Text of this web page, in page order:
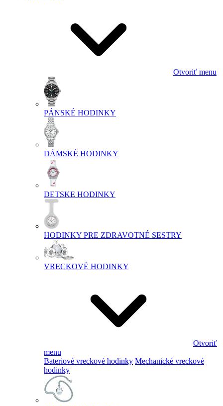
Otvoriť menu
PÁNSKÉ HODINKY
DÁMSKÉ HODINKY
DETSKE HODINKY
HODINKY PRE ZDRAVOTNÉ SESTRY
VRECKOVÉ HODINKY
Otvoriť
menu
Bateriové vreckové hodinky Mechanické vreckové
hodinky